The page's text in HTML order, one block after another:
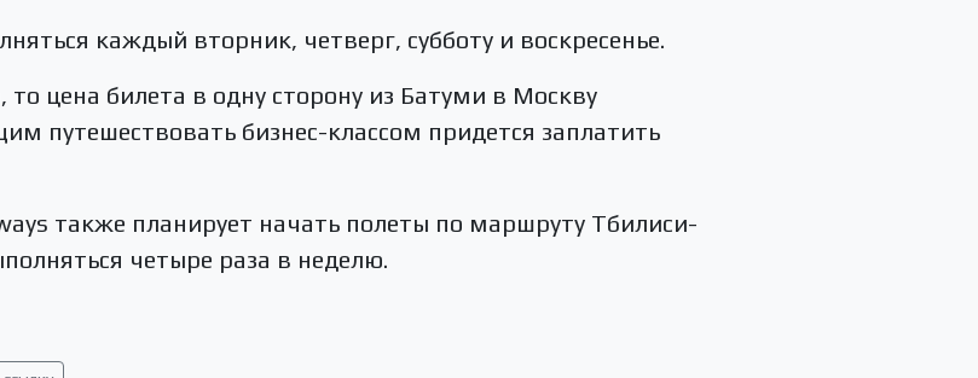
каждый вторник, четверг, субботу и воскресенье.
то цена билета в одну сторону из Батуми в Москву
путешествовать бизнес-классом придется заплатить
также планирует начать полеты по маршруту Тбилиси-
четыре раза в неделю.